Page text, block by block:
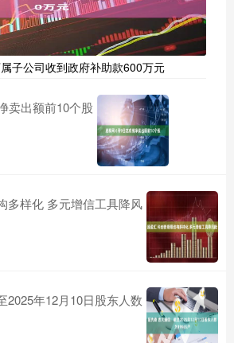
子公司收到政府补助款600万元
卖出额前10个股
多样化 多元增信工具降风
2025年12月10日股东人数